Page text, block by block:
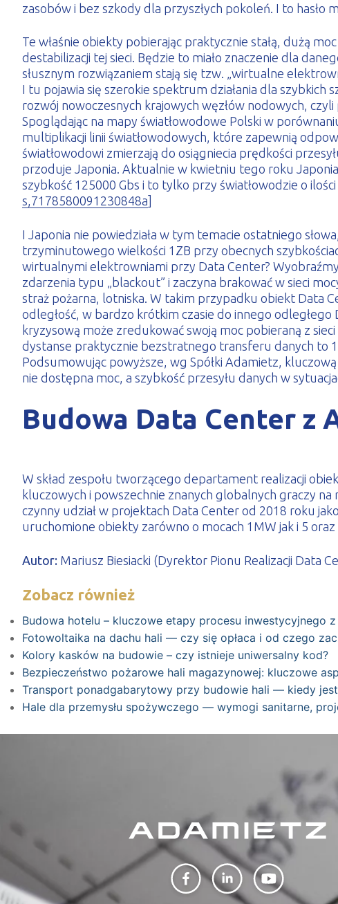
zasobów i bez szkody dla przyszłych pokoleń. I to hasło
Te właśnie obiekty pobierając praktycznie stałą, dużą
destabilizacji tej sieci. Będzie to miało znaczenie dla
słusznym rozwiązaniem stają się tzw. „wirtualne
I tu pojawia się szerokie spektrum działania dla szybkich
rozwój nowoczesnych krajowych węzłów nodowych,
Spoglądając na mapy światłowodowe Polski w
multiplikacji linii światłowodowych, które zapewnią
światłowodowi zmierzają do osiągniecia prędkości
przoduje Japonia. Aktualnie w kwietniu tego roku
szybkość 125000 Gbs i to tylko przy światłowodzie o ilości
s,7178580091230848a]
I Japonia nie powiedziała w tym temacie ostatniego
trzyminutowego wielkości 1ZB przy obecnych
wirtualnymi elektrowniami przy Data Center?
zdarzenia typu „blackout” i zaczyna brakować w sieci
straż pożarna, lotniska. W takim przypadku obiekt Data
odległość, w bardzo krótkim czasie do innego
kryzysową może zredukować swoją moc pobieraną z
dystanse praktycznie bezstratnego transferu danych to
Podsumowując powyższe, wg Spółki Adamietz,
nie dostępna moc, a szybkość przesyłu danych w
Budowa Data Center z
W skład zespołu tworzącego departament realizacji
kluczowych i powszechnie znanych globalnych graczy
czynny udział w projektach Data Center od 2018 roku
uruchomione obiekty zarówno o mocach 1MW jak i 5 oraz
Autor: Mariusz Biesiacki (Dyrektor Pionu Realizacji Data
Zobacz również
Budowa hotelu – kluczowe etapy procesu inwestycyjnego
Fotowoltaika na dachu hali — czy się opłaca i od czego
Kolory kasków na budowie – czy istnieje uniwersalny kod?
Bezpieczeństwo pożarowe hali magazynowej: kluczowe
Transport ponadgabarytowy przy budowie hali — kiedy
Hale dla przemysłu spożywczego — wymogi sanitarne,